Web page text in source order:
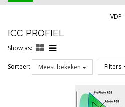
VDP
ICC PROFIEL
Show as:
Sorteer: Meest bekeken Filters